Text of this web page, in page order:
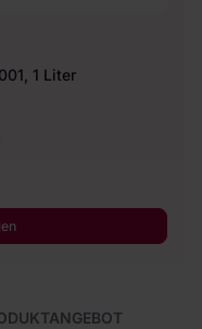
1 Liter